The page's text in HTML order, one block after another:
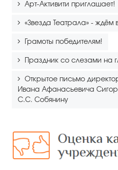
Арт-Активити приглашает!
«Звезда Театрала» - ждём
Грамоты победителям!
Праздник со слезами на
Открытое письмо
Ивана Афанасьевича
С.С. Собянину